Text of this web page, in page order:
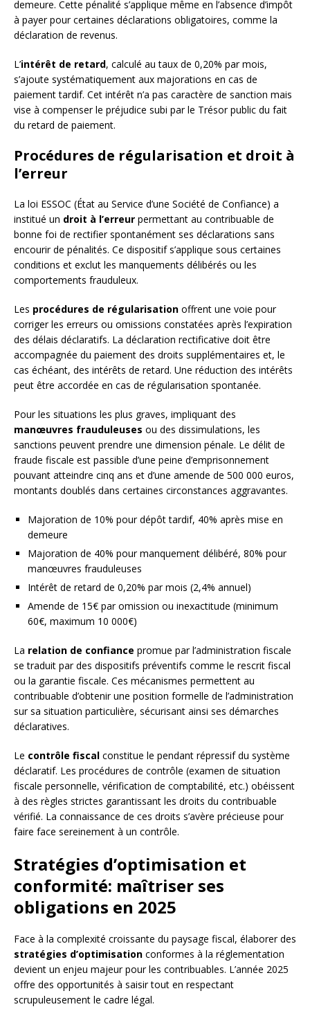
demeure. Cette pénalité s’applique même en l’absence d’impôt
à payer pour certaines déclarations obligatoires, comme la
déclaration de revenus.
L’intérêt de retard, calculé au taux de 0,20% par mois,
s’ajoute systématiquement aux majorations en cas de
paiement tardif. Cet intérêt n’a pas caractère de sanction mais
vise à compenser le préjudice subi par le Trésor public du fait
du retard de paiement.
Procédures de régularisation et droit à
l’erreur
La loi ESSOC (État au Service d’une Société de Confiance) a
institué un droit à l’erreur permettant au contribuable de
bonne foi de rectifier spontanément ses déclarations sans
encourir de pénalités. Ce dispositif s’applique sous certaines
conditions et exclut les manquements délibérés ou les
comportements frauduleux.
Les procédures de régularisation offrent une voie pour
corriger les erreurs ou omissions constatées après l’expiration
des délais déclaratifs. La déclaration rectificative doit être
accompagnée du paiement des droits supplémentaires et, le
cas échéant, des intérêts de retard. Une réduction des intérêts
peut être accordée en cas de régularisation spontanée.
Pour les situations les plus graves, impliquant des
manœuvres frauduleuses ou des dissimulations, les
sanctions peuvent prendre une dimension pénale. Le délit de
fraude fiscale est passible d’une peine d’emprisonnement
pouvant atteindre cinq ans et d’une amende de 500 000 euros,
montants doublés dans certaines circonstances aggravantes.
Majoration de 10% pour dépôt tardif, 40% après mise en
demeure
Majoration de 40% pour manquement délibéré, 80% pour
manœuvres frauduleuses
Intérêt de retard de 0,20% par mois (2,4% annuel)
Amende de 15€ par omission ou inexactitude (minimum
60€, maximum 10 000€)
La relation de confiance promue par l’administration fiscale
se traduit par des dispositifs préventifs comme le rescrit fiscal
ou la garantie fiscale. Ces mécanismes permettent au
contribuable d’obtenir une position formelle de l’administration
sur sa situation particulière, sécurisant ainsi ses démarches
déclaratives.
Le contrôle fiscal constitue le pendant répressif du système
déclaratif. Les procédures de contrôle (examen de situation
fiscale personnelle, vérification de comptabilité, etc.) obéissent
à des règles strictes garantissant les droits du contribuable
vérifié. La connaissance de ces droits s’avère précieuse pour
faire face sereinement à un contrôle.
Stratégies d’optimisation et
conformité: maîtriser ses
obligations en 2025
Face à la complexité croissante du paysage fiscal, élaborer des
stratégies d’optimisation conformes à la réglementation
devient un enjeu majeur pour les contribuables. L’année 2025
offre des opportunités à saisir tout en respectant
scrupuleusement le cadre légal.